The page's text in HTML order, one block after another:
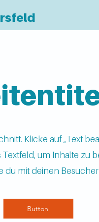
Klicke auf „Text
um Inhalte zu
du mit deinen
Button